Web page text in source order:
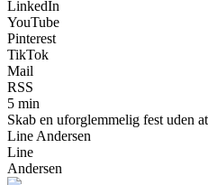
LinkedIn
YouTube
Pinterest
TikTok
Mail
RSS
5 min
Skab en uforglemmelig fest uden
Line Andersen
Line
Andersen